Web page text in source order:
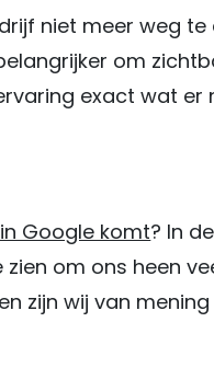
niet meer weg te
om
exact wat er
Google komt? In
om ons heen
zijn wij van